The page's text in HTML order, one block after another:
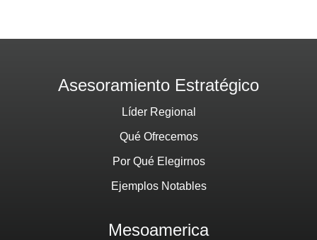
Asesoramiento Estratégico
Líder Regional
Qué Ofrecemos
Por Qué Elegirnos
Ejemplos Notables
Mesoamerica